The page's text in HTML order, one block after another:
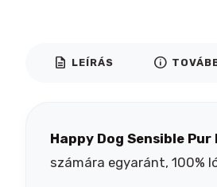
description LEÍRÁS info
Happy Dog Sensible
számára egyaránt, 100%